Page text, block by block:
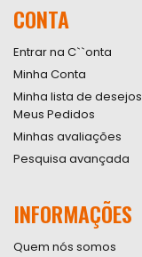
Newsletter:
CONTA
Entrar na C``onta
Minha Conta
Minha lista de desejos
Meus Pedidos
Minhas avaliações
Pesquisa avançada
INFORMAÇÕES
Quem nós somos